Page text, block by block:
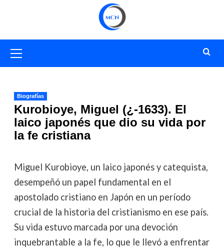
primario
Biografías
Kurobioye, Miguel (¿-1633). El
laico japonés que dio su vida por
la fe cristiana
Miguel Kurobioye, un laico japonés y catequista,
desempeñó un papel fundamental en el
apostolado cristiano en Japón en un período
crucial de la historia del cristianismo en ese país.
Su vida estuvo marcada por una devoción
inquebrantable a la fe, lo que le llevó a enfrentar